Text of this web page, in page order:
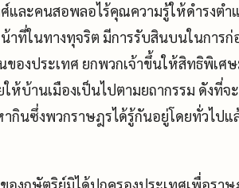
และคนสอพลอไร้คุณความรู้ให้ดำรงต
ที่ในทางทุจริต มีการรับสินบนในการก่
ของประเทศ ยกพวกเจ้าขึ้นให้สิทธิพิเ
ห้บ้านเมืองเป็นไปตามยถากรรม ดังที่จ
ากินซึ่งพวกราษฎรได้รู้กันอยู่โดยทั่วไป